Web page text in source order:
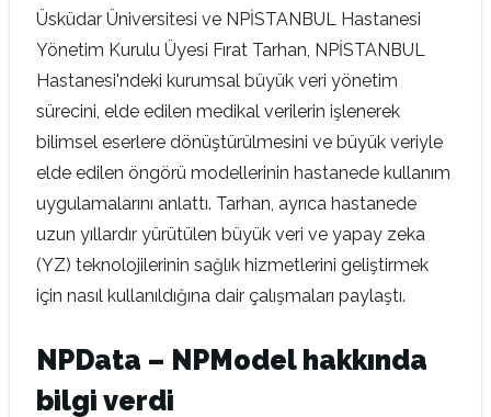
Üsküdar Üniversitesi ve NPİSTANBUL Hastanesi
Yönetim Kurulu Üyesi Fırat Tarhan, NPİSTANBUL
Hastanesi'ndeki kurumsal büyük veri yönetim
sürecini, elde edilen medikal verilerin işlenerek
bilimsel eserlere dönüştürülmesini ve büyük veriyle
elde edilen öngörü modellerinin hastanede kullanım
uygulamalarını anlattı. Tarhan, ayrıca hastanede
uzun yıllardır yürütülen büyük veri ve yapay zeka
(YZ) teknolojilerinin sağlık hizmetlerini geliştirmek
için nasıl kullanıldığına dair çalışmaları paylaştı.
NPData – NPModel hakkında
bilgi verdi